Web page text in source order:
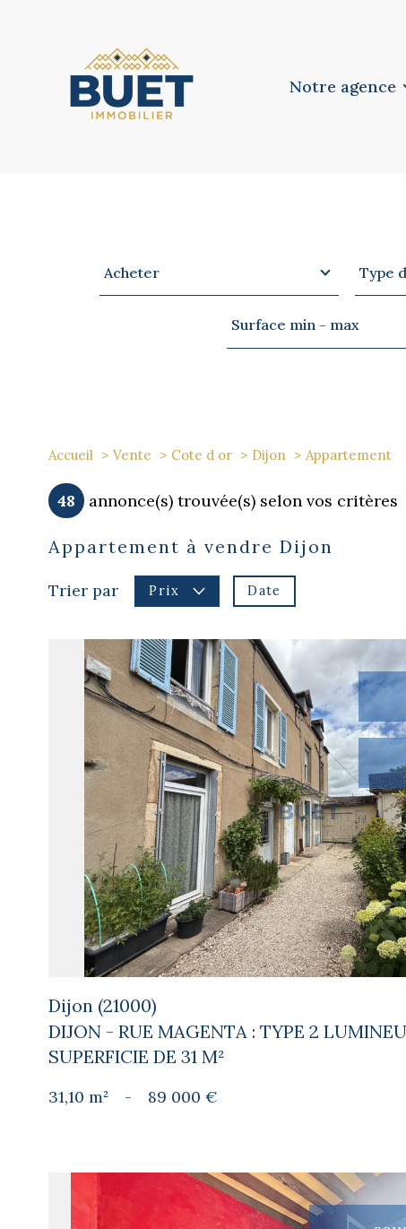
Notre agence
RECHERCHE
d'offre
Acheter
de
bien
Type
min
-
Surface min - max
Accueil Vente Cote d or Dijon Appartement
48 annonce(s) trouvée(s) selon vos critères
Appartement à vendre Dijon
Trier par Prix Date
voir le
bien
Dijon (21000)
DIJON - RUE MAGENTA : TYPE 2
SUPERFICIE DE 31 M²
31,10 m² - 89 000 €